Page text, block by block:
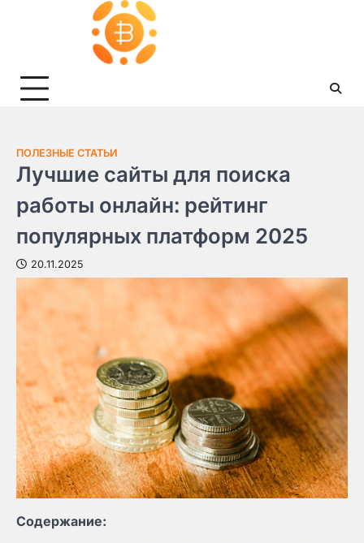
ПОЛЕЗНЫЕ СТАТЬИ
Лучшие сайты для поиска
работы онлайн: рейтинг
популярных платформ 2025
20.11.2025
Содержание: